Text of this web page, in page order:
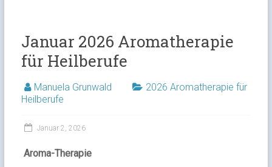
Januar 2026 Aromatherapie
für Heilberufe
Manuela Grunwald
2026 Aromatherapie für
Heilberufe
Januar 2, 2026
Aroma-Therapie